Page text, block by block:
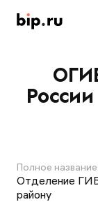
Полное название:
Отделение
району